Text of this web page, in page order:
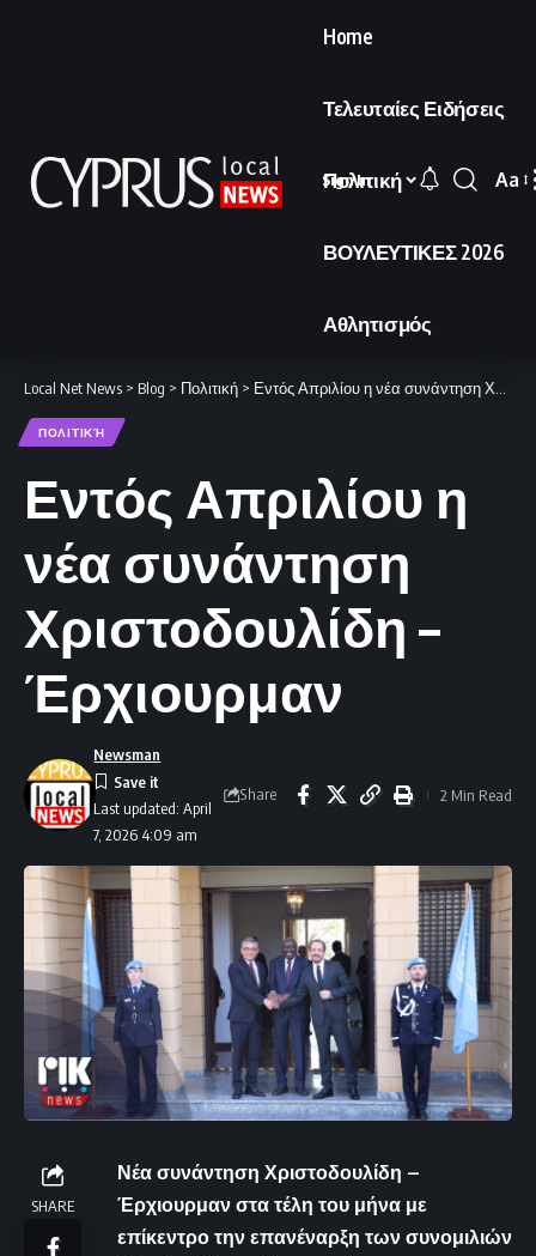
Home
Τελευταίες Ειδήσεις
Πολιτική
ΒΟΥΛΕΥΤΙΚΕΣ 2026
Αθλητισμός
Sign In
Font
Aa
Local Net News > Blog > Πολιτική > Εντός Απριλίου η νέα συνάντηση Χριστοδουλίδη – Έρχιουρμαν
ΠΟΛΙΤΙΚΉ
Εντός Απριλίου η
νέα συνάντηση
Χριστοδουλίδη –
Έρχιουρμαν
Last updated: April
7, 2026 4:09 am
Newsman
Share 2 Min Read
SHARE
Νέα συνάντηση Χριστοδουλίδη –
Έρχιουρμαν στα τέλη του μήνα με
επίκεντρο την επανέναρξη των συνομιλιών